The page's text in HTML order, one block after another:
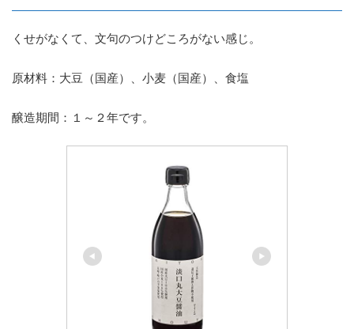
くせがなくて、文句のつけどころがない感じ。
原材料：大豆（国産）、小麦（国産）、食塩
醸造期間：１～２年です。